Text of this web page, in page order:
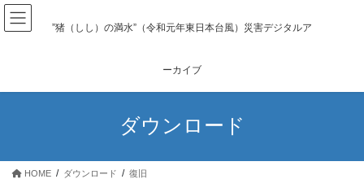
コ
ン
へ
プ
ナ
ビ
ョ
動
”猪（しし）の満水”（令和元年東日本台風）災害デジタルア
ーカイブ
ダウンロード
HOME ダウンロード
復旧